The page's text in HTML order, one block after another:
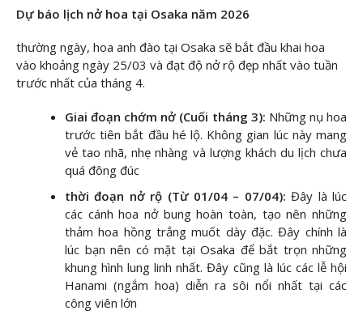
Dự báo lịch nở hoa tại Osaka năm 2026
thường ngày, hoa anh đào tại Osaka sẽ bắt đầu khai hoa
vào khoảng ngày 25/03 và đạt độ nở rộ đẹp nhất vào tuần
trước nhất của tháng 4.
Giai đoạn chớm nở (Cuối tháng 3): Những nụ hoa
trước tiên bắt đầu hé lộ. Không gian lúc này mang
vẻ tao nhã, nhẹ nhàng và lượng khách du lịch chưa
quá đông đúc
thời đoạn nở rộ (Từ 01/04 – 07/04): Đây là lúc
các cánh hoa nở bung hoàn toàn, tạo nên những
thảm hoa hồng trắng muốt dày đặc. Đây chính là
lúc bạn nên có mặt tại Osaka để bắt trọn những
khung hình lung linh nhất. Đây cũng là lúc các lễ hội
Hanami (ngắm hoa) diễn ra sôi nổi nhất tại các
công viên lớn